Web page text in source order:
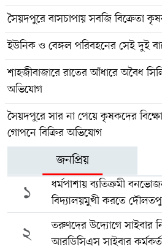
সৈয়দপুরে বাসচাপায় সবজি বিক্রেতা
ইউনিক ও বেঙ্গল পরিবহনের সেই দুই
শাহজীবাজারে রাতের আঁধারে অবৈধ
অভিযোগ
সৈয়দপুরে সার না পেয়ে কৃষকদের
গোপনে বিক্রির অভিযোগ
জনপ্রিয়
১
ধর্মপাশায় ব্যতিক্রমী
বিদ্যালয়মুখী করতে
২
তরুণদের উদ্যোগে সাইবার
আরডিসিএস সাইবার